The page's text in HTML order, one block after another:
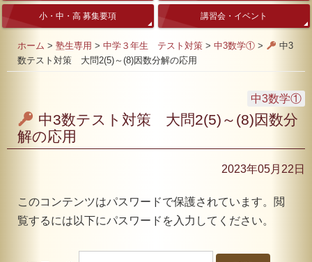
小・中・高 募集要項 講習会・イベント
ホーム > 塾生専用 > 中学３年生 テスト対策 > 中3数学① >
中3
数テスト対策 大問2(5)～(8)因数分解の応用
中3数学①
中3数テスト対策 大問2(5)～(8)因数分
解の応用
2023年05月22日
このコンテンツはパスワードで保護されています。閲
覧するには以下にパスワードを入力してください。